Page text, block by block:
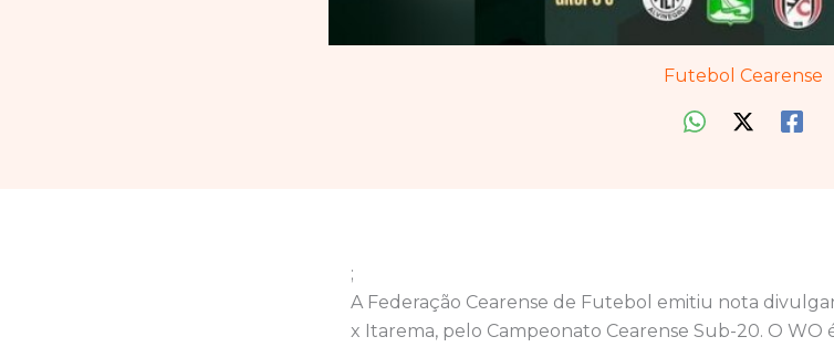
Futebol Cearense
;
A Federação Cearense de Futebol emitiu nota
x Itarema, pelo Campeonato Cearense Sub-20. O WO